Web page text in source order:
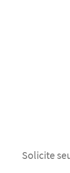
Solicite